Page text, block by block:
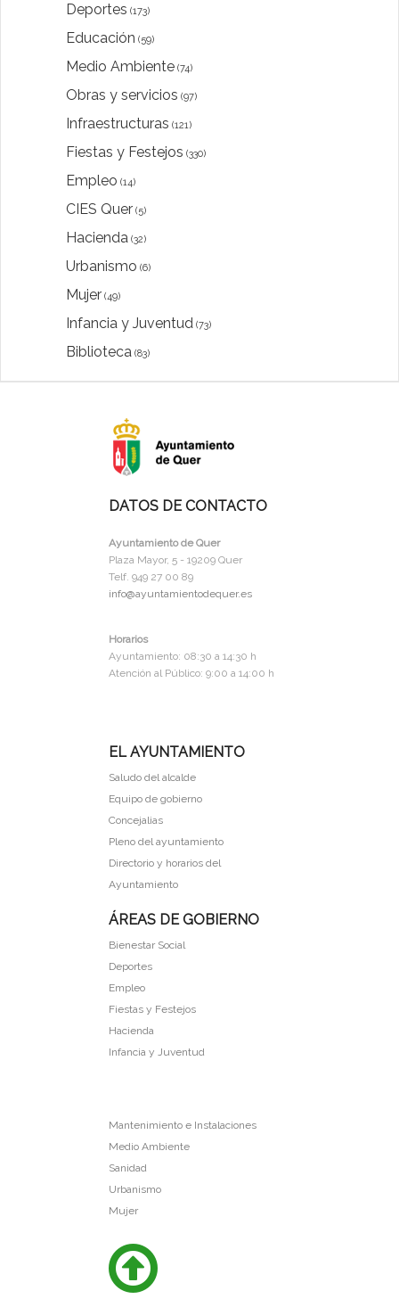
Deportes (173)
Educación (59)
Medio Ambiente (74)
Obras y servicios (97)
Infraestructuras (121)
Fiestas y Festejos (330)
Empleo (14)
CIES Quer (5)
Hacienda (32)
Urbanismo (6)
Mujer (49)
Infancia y Juventud (73)
Biblioteca (83)
DATOS DE CONTACTO
Ayuntamiento de Quer
Plaza Mayor, 5 - 19209 Quer
Telf. 949 27 00 89
info@ayuntamientodequer.es
Horarios
Ayuntamiento: 08:30 a 14:30 h
Atención al Público: 9:00 a 14:00 h
EL AYUNTAMIENTO
Saludo del alcalde
Equipo de gobierno
Concejalias
Pleno del ayuntamiento
Directorio y horarios del
Ayuntamiento
ÁREAS DE GOBIERNO
Bienestar Social
Deportes
Empleo
Fiestas y Festejos
Hacienda
Infancia y Juventud
Mantenimiento e Instalaciones
Medio Ambiente
Sanidad
Urbanismo
Mujer